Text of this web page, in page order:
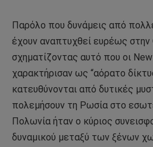
Παρόλο που δυνάμεις από
έχουν αναπτυχθεί ευρέως στην
σχηματίζοντας αυτό που οι
χαρακτήρισαν ως “αόρατο
κατευθύνονται από δυτικές
πολεμήσουν τη Ρωσία στο
Πολωνία ήταν ο κύριος
δυναμικού μεταξύ των ξένων